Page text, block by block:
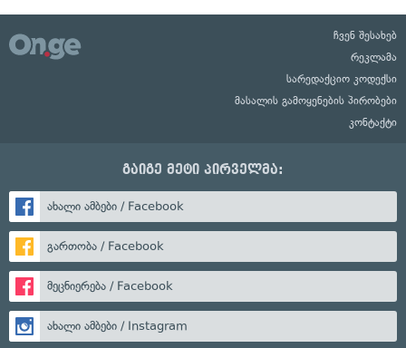
ჩვენ შესახებ
რეკლამა
სარედაქციო კოდექსი
მასალის გამოყენების პირობები
კონტაქტი
გაიგე მეტი პირველმა:
ახალი ამბები / Facebook
გართობა / Facebook
მეცნიერება / Facebook
ახალი ამბები / Instagram